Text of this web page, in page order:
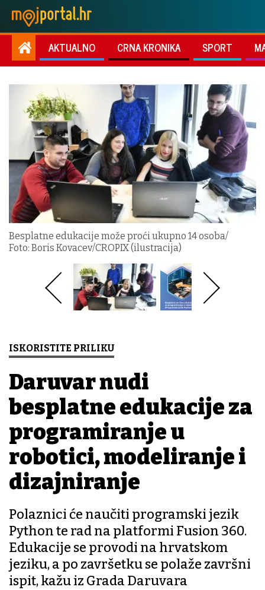
AKTUALNO CRNA KRONIKA SPORT
Besplatne edukacije može proći ukupno 14 osoba/
Foto: Boris Kovacev/CROPIX (ilustracija)
ISKORISTITE PRILIKU
Daruvar nudi
besplatne edukacije za
programiranje u
robotici, modeliranje i
dizajniranje
Polaznici će naučiti programski jezik
Python te rad na platformi Fusion 360.
Edukacije se provodi na hrvatskom
jeziku, a po završetku se polaže završni
ispit, kažu iz Grada Daruvara